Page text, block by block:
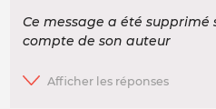
Ce message a été supprimé
compte de son auteur